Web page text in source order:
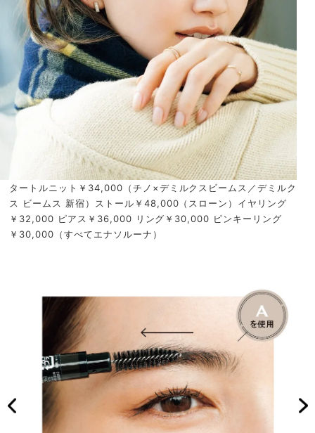
タートルニット￥34,000（チノ×デミルクスビームス／デミルク
ス ビームス 新宿）ストール￥48,000（スローン）イヤリング
￥32,000 ピアス￥36,000 リング￥30,000 ピンキーリング
￥30,000（すべてエナソルーナ）